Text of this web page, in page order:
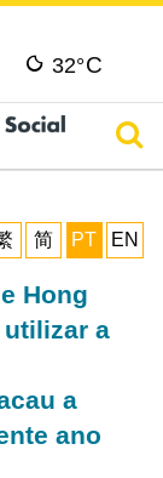
32°C
简 PT EN
Hong
a
a
ano